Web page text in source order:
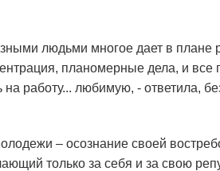
людьми многое дает в плане
планомерные дела, и все
работу... любимую, - ответила,
– осознание своей
только за себя и за свою